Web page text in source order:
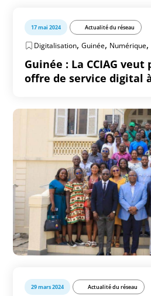
17 mai 2024 Actualité du réseau
Digitalisation,Guinée, Numérique,
Guinée : La CCIAG
offre de service digital
29 mars 2024 Actualité du réseau